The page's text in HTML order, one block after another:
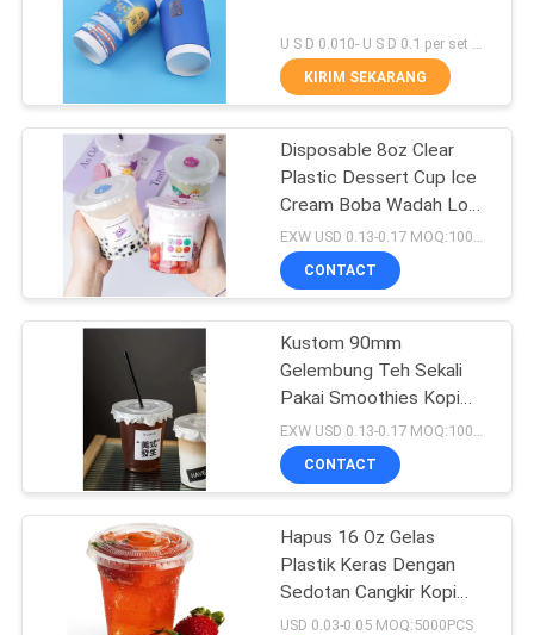
BERITA
KASUS
SITEMAP
PRIVACY
Stoples Tutup
Sekrup Plastik
Kaleng Minuman
Plastik
50
Kaleng Makanan
Plastik
59
KIRIM SEKARANG
Disposable 8oz Clear
Plastic Dessert Cup Ice
Cream Boba Wadah Logo
Kustom
EXW USD 0.13-0.17 MOQ:10000PCS
CONTACT
Kustom 90mm
Gelembung Teh Sekali
Pakai Smoothies Kopi
Dingin Minum Cangkir
Hewan Peliharaan Plastik
EXW USD 0.13-0.17 MOQ:10000PCS
CONTACT
Hapus 16 Oz Gelas
Plastik Keras Dengan
Sedotan Cangkir Kopi
Sekali Pakai
USD 0.03-0.05 MOQ:5000PCS